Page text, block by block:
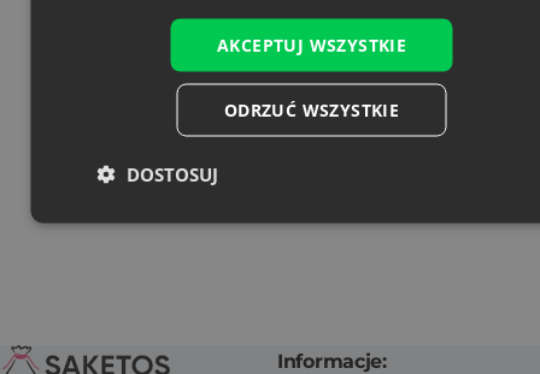
commodo ligula egget dolor. Aenean massa.
Cum sociis natoque penatibus et magnis dis
parturient montes, nascetur ridiculus mus.
I AM A BUTTON
Informacje:
AKCEPTUJ WSZYSTKIE
ODRZUĆ WSZYSTKIE
DOSTOSUJ